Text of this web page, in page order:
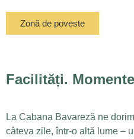
Zonă de poveste
Facilități.
La Cabana Bavareză ne
câteva zile, într-o altă lume –